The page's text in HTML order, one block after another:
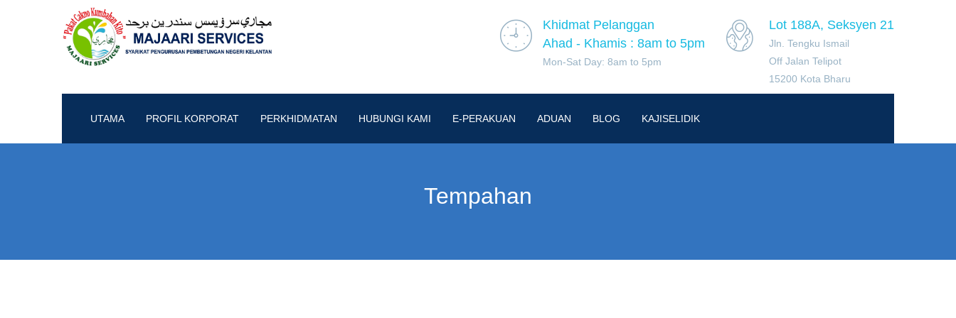
Khidmat Pelanggan
Ahad - Khamis : 8am to 5pm
Mon-Sat Day: 8am to 5pm
Lot 188A, Seksyen 21
Jln. Tengku Ismail
Off Jalan Telipot
15200 Kota Bharu
UTAMA PROFIL KORPORAT PERKHIDMATAN HUBUNGI KAMI E-PERAKUAN ADUAN BLOG KAJISELIDIK
Tempahan